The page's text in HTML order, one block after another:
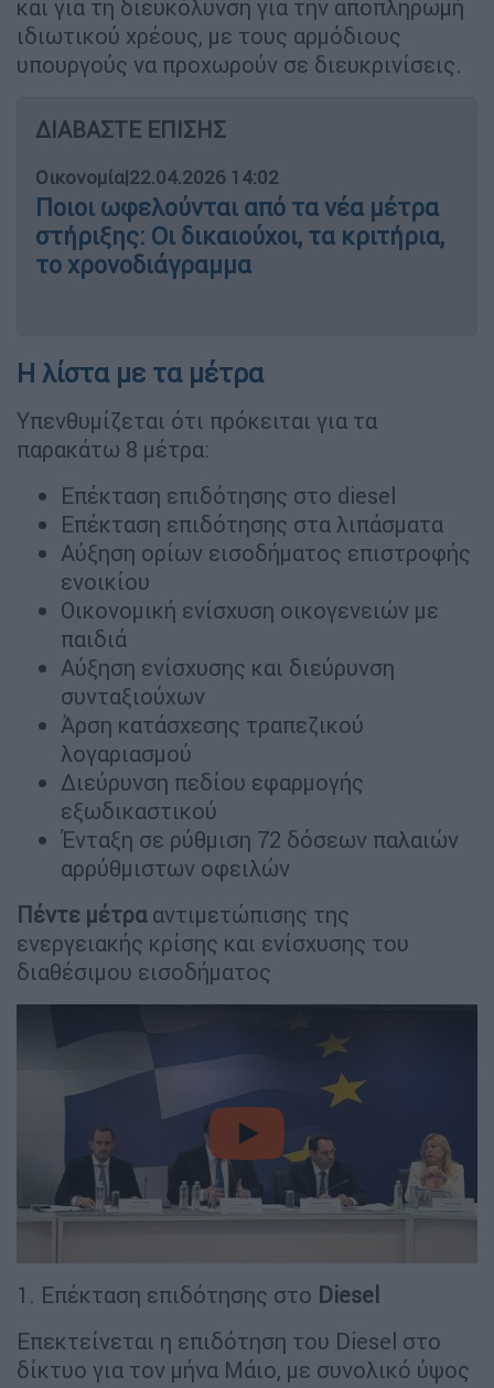
και για τη διευκόλυνση για την αποπληρωμή
ιδιωτικού χρέους, με τους αρμόδιους
υπουργούς να προχωρούν σε διευκρινίσεις.
ΔΙΑΒΑΣΤΕ ΕΠΙΣΗΣ
Οικονομία|22.04.2026 14:02
Ποιοι ωφελούνται από τα νέα μέτρα
στήριξης: Οι δικαιούχοι, τα κριτήρια,
το χρονοδιάγραμμα
Η λίστα με τα μέτρα
Υπενθυμίζεται ότι πρόκειται για τα
παρακάτω 8 μέτρα:
Επέκταση επιδότησης στο diesel
Επέκταση επιδότησης στα λιπάσματα
Αύξηση ορίων εισοδήματος επιστροφής
ενοικίου
Οικονομική ενίσχυση οικογενειών με
παιδιά
Αύξηση ενίσχυσης και διεύρυνση
συνταξιούχων
Άρση κατάσχεσης τραπεζικού
λογαριασμού
Διεύρυνση πεδίου εφαρμογής
εξωδικαστικού
Ένταξη σε ρύθμιση 72 δόσεων παλαιών
αρρύθμιστων οφειλών
Πέντε μέτρααντιμετώπισης της
ενεργειακής κρίσης και ενίσχυσης του
διαθέσιμου εισοδήματος
video
1. Επέκταση επιδότησης στο Diesel
Επεκτείνεται η επιδότηση του Diesel στο
δίκτυο για τον μήνα Μάιο, με συνολικό ύψος